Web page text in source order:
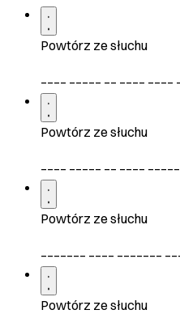
Powtórz ze słuchu
Powtórz ze słuchu
Powtórz ze słuchu
Powtórz ze słuchu